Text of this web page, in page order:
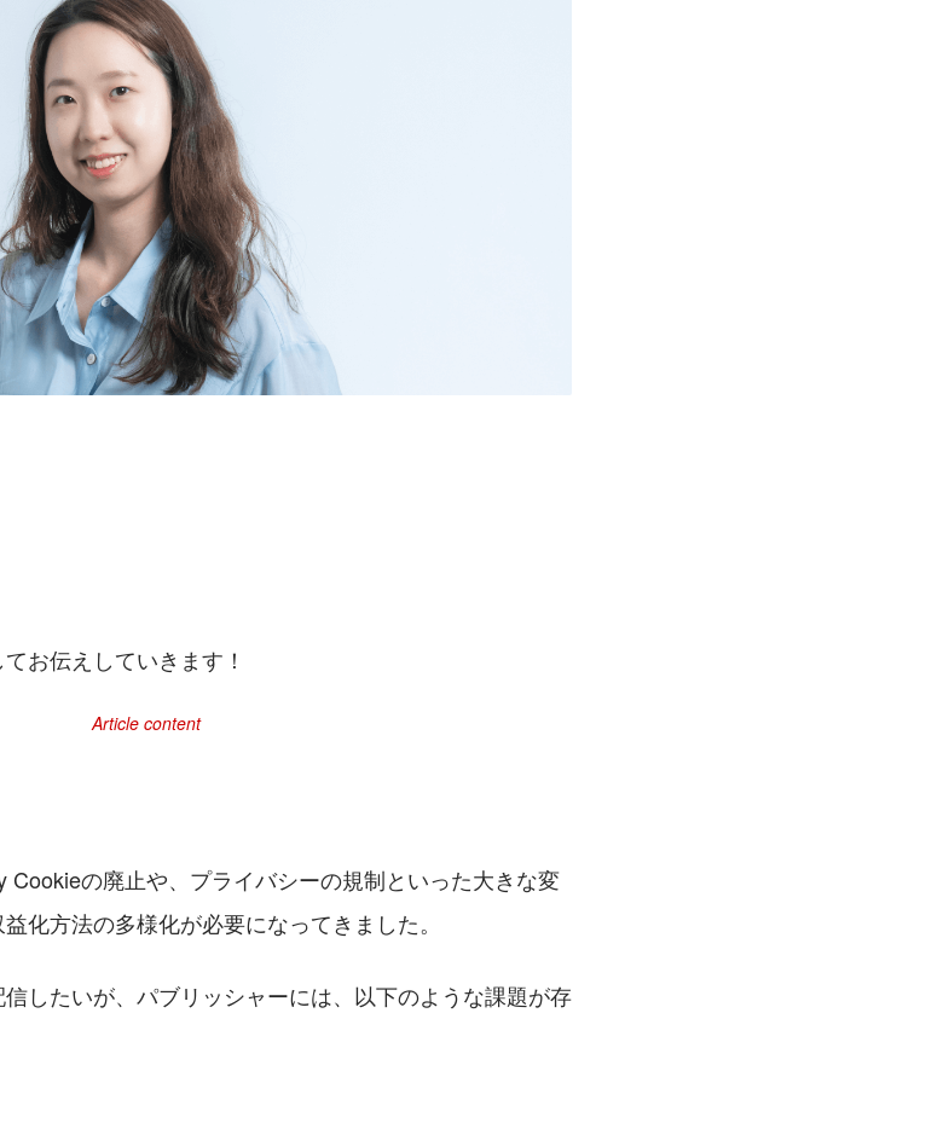
お伝えしていきます！
Cookieの廃止や、プライバシーの規制といった大きな変
化方法の多様化が必要になってきました。
したいが、パブリッシャーには、以下のような課題が存